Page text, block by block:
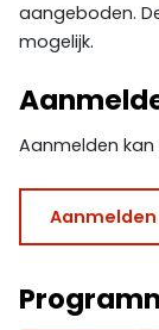
aangeboden.
mogelijk.
Aanmelden
Aanmelden